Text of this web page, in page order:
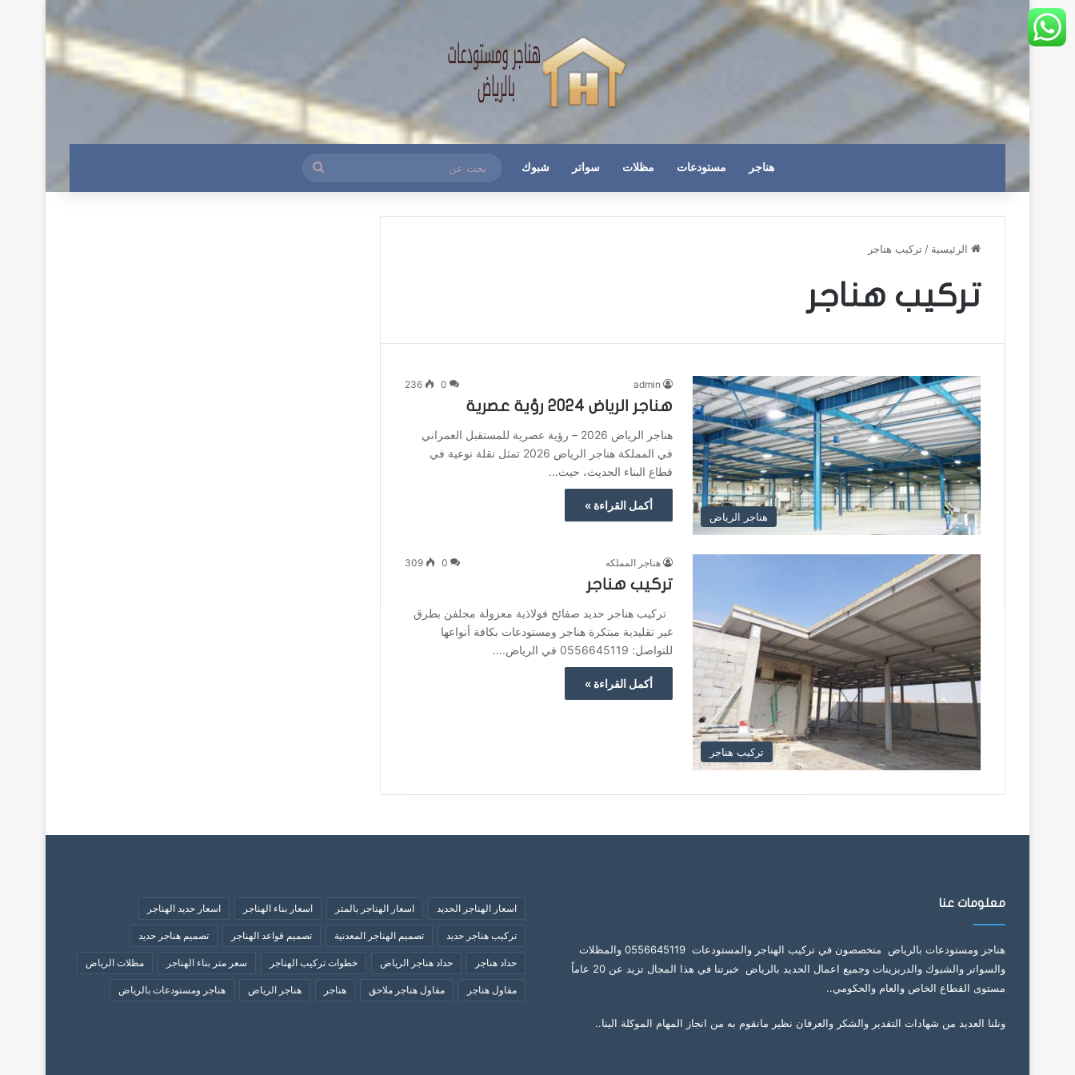
هناجر مستودعات مظلات سواتر شبوك
عن
الرئيسية / تركيب هناجر
تركيب هناجر
هناجر الرياض
admin
0
236
هناجر الرياض 2024 رؤية عصرية
هناجر الرياض 2026 – رؤية عصرية للمستقبل العمراني
في المملكة هناجر الرياض 2026 تمثل نقلة نوعية في
قطاع البناء الحديث، حيث…
أكمل القراءة »
تركيب هناجر
هناجر المملكه 0
309
تركيب هناجر
تركيب هناجر حديد صفائح فولاذية معزولة مجلفن بطرق
غير تقليدية مبتكرة هناجر ومستودعات بكافة أنواعها
للتواصل: 0556645119 في الرياض.…
أكمل القراءة »
معلومات عنا
هناجر ومستودعات بالرياض متخصصون في تركيب الهناجر والمستودعات 0556645119 والمظلات
والسواتر والشبوك والدربزينات وجميع اعمال الحديد بالرياض خبرتنا في هذا المجال تزيد عن 20 عاماً
مستوى القطاع الخاص والعام والحكومي..
ونلنا العديد من شهادات التقدير والشكر والعرفان نظير مانقوم به من انجاز المهام الموكلة الينا..
اسعار الهناجر الحديد اسعار الهناجر بالمتر اسعار بناء الهناجر اسعار حديد الهناجر
تركيب هناجر حديد تصميم الهناجر المعدنية تصميم قواعد الهناجر تصميم هناجر حديد
حداد هناجر حداد هناجر الرياض خطوات تركيب الهناجر سعر متر بناء الهناجر مظلات الرياض
مقاول هناجر مقاول هناجر ملاحق هناجر هناجر الرياض هناجر ومستودعات بالرياض